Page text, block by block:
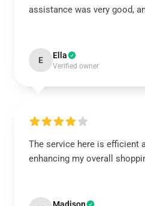
assistance was very good,
E Ella
Verified owner
The service here is efficient
enhancing my overall